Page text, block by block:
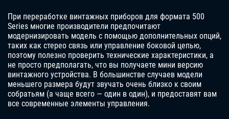
При переработке винтажных приборов для формата 500
Series многие производители предпочитают
модернизировать модель с помощью дополнительных опций,
таких как стерео связь или управление боковой цепью,
поэтому полезно проверить технические характеристики, а
не просто предполагать, что вы получаете мини версию
винтажного устройства. В большинстве случаев модели
меньшего размера будут звучать очень близко к своим
собратьям (а чаще всего — один в один), и предоставят вам
все современные элементы управления.